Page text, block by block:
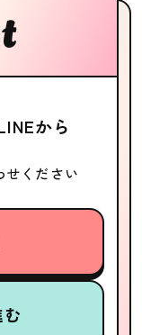
から
せください